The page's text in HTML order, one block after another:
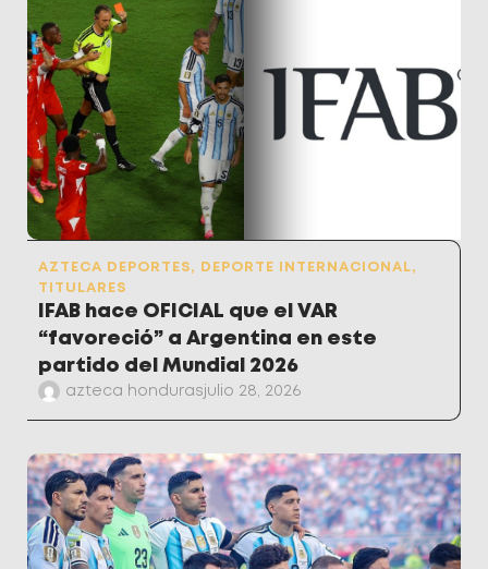
AZTECA DEPORTES, DEPORTE INTERNACIONAL,
TITULARES
IFAB hace OFICIAL que el VAR
“favoreció” a Argentina en este
partido del Mundial 2026
azteca hondurasjulio 28, 2026